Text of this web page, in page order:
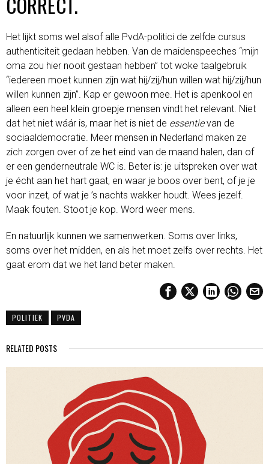
Het lijkt soms wel alsof alle PvdA-politici de zelfde cursus
authenticiteit gedaan hebben. Van de maidenspeeches “mijn
oma zou hier nooit gestaan hebben” tot woke taalgebruik
“iedereen moet kunnen zijn wat hij/zij/hun willen wat hij/zij/hun
willen kunnen zijn”. Kap er gewoon mee. Het is apenkool en
alleen een heel klein groepje mensen vindt het relevant. Niet
dat het niet wáár is, maar het is niet de essentievan de
sociaaldemocratie. Meer mensen in Nederland maken ze
zich zorgen over of ze het eind van de maand halen, dan of
er een genderneutrale WC is. Beter is: je uitspreken over wat
je écht aan het hart gaat, en waar je boos over bent, of je je
voor inzet, of wat je ’s nachts wakker houdt. Wees jezelf.
Maak fouten. Stoot je kop. Word weer mens.
En natuurlijk kunnen we samenwerken. Soms over links,
soms over het midden, en als het moet zelfs over rechts. Het
gaat erom dat we het land beter maken.
POLITIEK PVDA
RELATED POSTS